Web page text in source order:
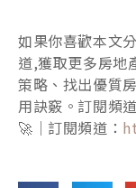
如果你喜歡本文
道,獲取更多房地
策略、找出優質
用訣竅。訂閱頻
🚀｜訂閱頻道：